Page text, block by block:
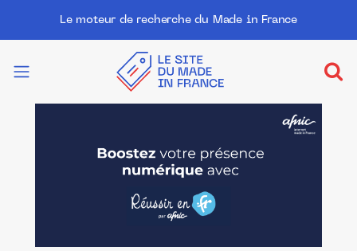
Le moteur de recherche du Made in France